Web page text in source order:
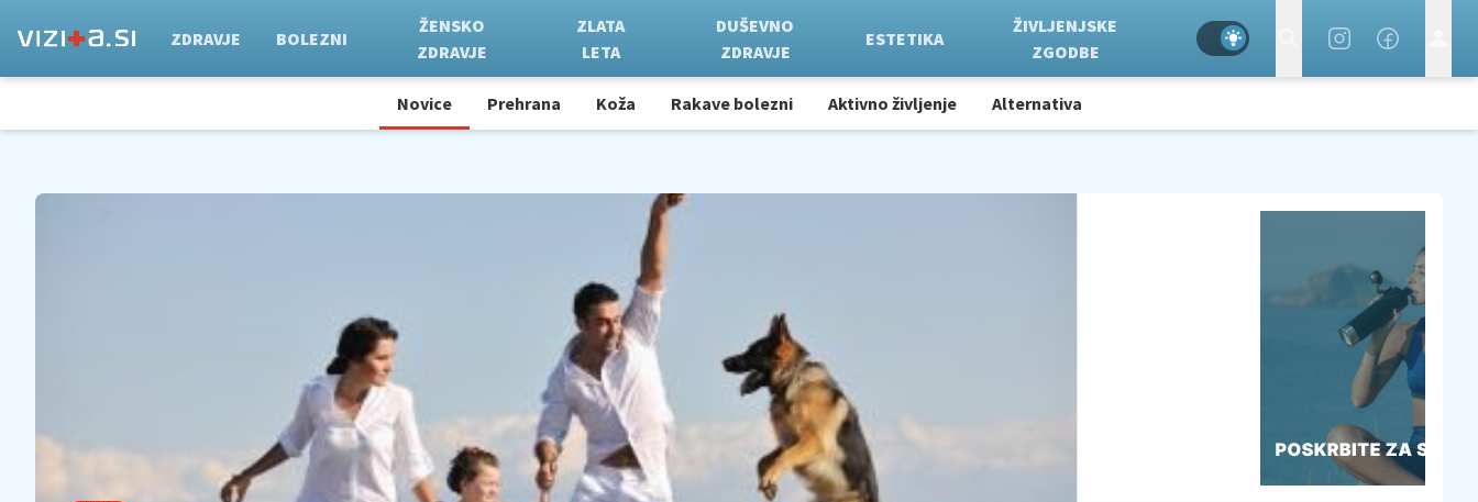
ZDRAVJE BOLEZNI
ŽENSKO
ZDRAVJE
ZLATA
LETA
DUŠEVNO
ZDRAVJE
ESTETIKA
ŽIVLJENJSKE
ZGODBE
Novice Prehrana Koža Rakave bolezni Aktivno življenje Alternativa